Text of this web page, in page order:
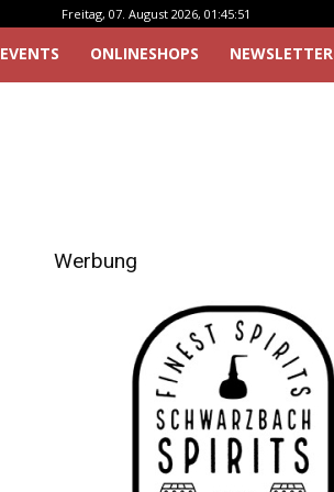
Freitag, 07. August 2026, 01:45:51
EVENTS ONLINESHOPS NEWSLETTER
Werbung